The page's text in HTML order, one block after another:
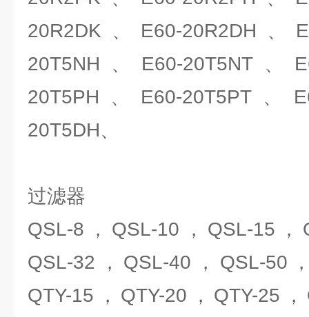
20R2DK、E60-20R2DH、
20T5NH、E60-20T5NT、
20T5PH、E60-20T5PT、
20T5DH、
过滤器
QSL-8，QSL-10，QSL-15，
QSL-32，QSL-40，QSL-50
QTY-15，QTY-20，QTY-25